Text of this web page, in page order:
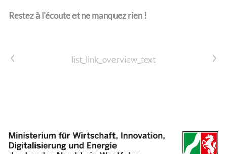
Restez à l'écoute et ne manquez rien !
list_link_prev list_link_overview_text list_link_next